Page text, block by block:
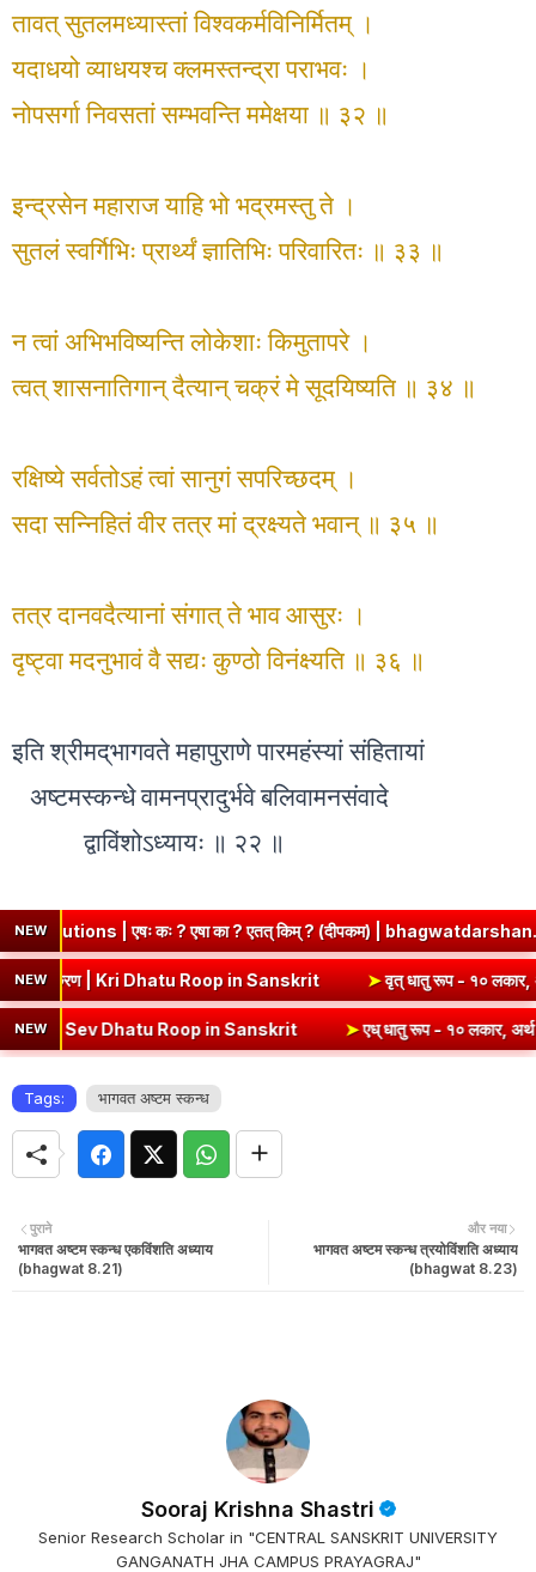
तावत् सुतलमध्यास्तां विश्वकर्मविनिर्मितम् ।
यदाधयो व्याधयश्च क्लमस्तन्द्रा पराभवः ।
नोपसर्गा निवसतां सम्भवन्ति ममेक्षया ॥ ३२ ॥
इन्द्रसेन महाराज याहि भो भद्रमस्तु ते ।
सुतलं स्वर्गिभिः प्रार्थ्यं ज्ञातिभिः परिवारितः ॥ ३३ ॥
न त्वां अभिभविष्यन्ति लोकेशाः किमुतापरे ।
त्वत् शासनातिगान् दैत्यान् चक्रं मे सूदयिष्यति ॥ ३४ ॥
रक्षिष्ये सर्वतोऽहं त्वां सानुगं सपरिच्छदम् ।
सदा सन्निहितं वीर तत्र मां द्रक्ष्यते भवान् ॥ ३५ ॥
तत्र दानवदैत्यानां संगात् ते भाव आसुरः ।
दृष्ट्वा मदनुभावं वै सद्यः कुण्ठो विनंक्ष्यति ॥ ३६ ॥
इति श्रीमद्‌भागवते महापुराणे पारमहंस्यां संहितायां
अष्टमस्कन्धे वामनप्रादुर्भवे बलिवामनसंवादे
द्वाविंशोऽध्यायः ॥ २२ ॥
NEW
कः ? एषा का ? एतत् किम् ? (दीपकम) | bhagwatdarshan.com ➤
NEW
- १० लकार, अर्थ एवं व्याकरण | Kri Dhatu Roop in Sanskrit ➤वृत्
NEW
Dhatu Roop in Sanskrit ➤एध् धातु रूप - १० लकार, अर्थ एवं
Tags: भागवत अष्टम स्कन्ध
और नया
भागवत अष्टम स्कन्ध त्रयोविंशति अध्याय
(bhagwat 8.23)
पुराने
भागवत अष्टम स्कन्ध एकविंशति अध्याय
(bhagwat 8.21)
Sooraj Krishna Shastri
Senior Research Scholar in "CENTRAL SANSKRIT UNIVERSITY
GANGANATH JHA CAMPUS PRAYAGRAJ"